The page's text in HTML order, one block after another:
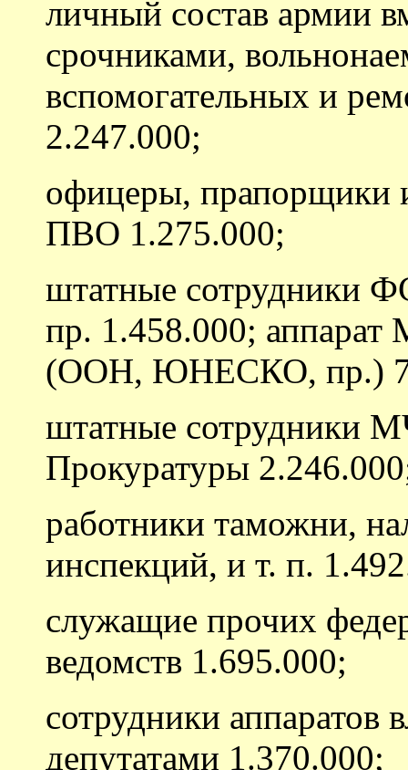
личный состав армии
срочниками,
вспомогательных и
2.247.000;
офицеры, прапорщики
ПВО 1.275.000;
штатные
пр. 1.458.000;
(ООН, ЮНЕСКО, пр.)
штатные
Прокуратуры
работники таможни,
инспекций, и т. п.
служащие прочих
ведомств 1.695.000;
сотрудники аппаратов
депутатами 1.370.000;